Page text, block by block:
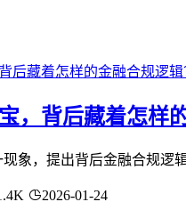
，背后藏着怎样
象，提出背后金融合规
2026-01-24